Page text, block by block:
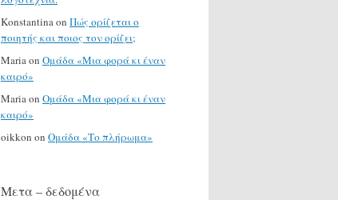
Konstantinaon Πώς ορίζεται ο
ποιητής και ποιος τον ορίζει;
Mariaon Ομάδα «Μια φορά κι έναν
καιρό»
Mariaon Ομάδα «Μια φορά κι έναν
καιρό»
oikkon on Ομάδα «Το πλήρωμα»
Μετα – δεδομένα